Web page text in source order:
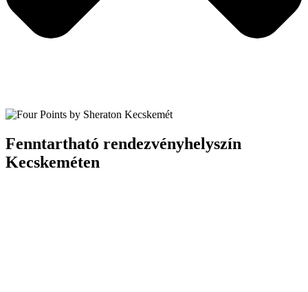
Fenntartható rendezvényhelyszín
Kecskeméten